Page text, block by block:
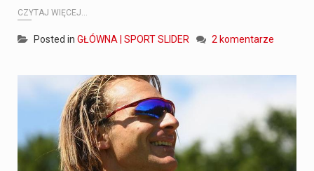
CZYTAJ WIĘCEJ...
Posted in GŁÓWNA | SPORT SLIDER 2 komentarze